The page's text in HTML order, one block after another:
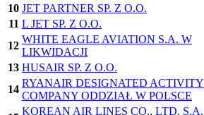
10 JET PARTNER SP. Z O.O.
11 L JET SP. Z O.O.
12
WHITE EAGLE AVIATION S.A. W
LIKWIDACJI
13 HUSAIR SP. Z O.O.
14
RYANAIR DESIGNATED ACTIVITY
COMPANY ODDZIAŁ W POLSCE
KOREAN AIR LINES CO., LTD. S.A.